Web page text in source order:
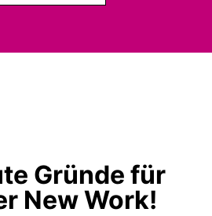
Gründe für
New Work!